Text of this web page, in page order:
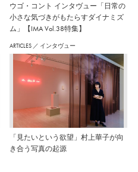
ウゴ・コント インタヴュー「日常の
小さな気づきがもたらすダイナミズ
ム」【IMA Vol.38特集】
ARTICLES ／ インタヴュー
「見たいという欲望」村上華子が向
き合う写真の起源